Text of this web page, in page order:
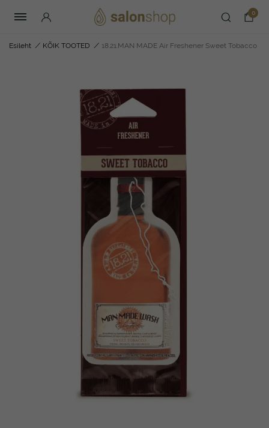
0
Esileht / KÕIK TOOTED / 18.21.MAN MADE Air Freshener Sweet Tobacco